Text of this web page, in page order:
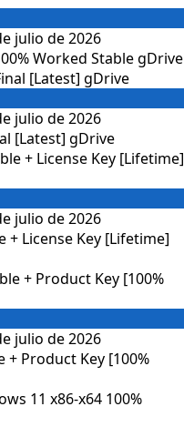
julio de 2026
Worked Stable gDrive
julio de 2026
[Latest] gDrive
julio de 2026
License Key [Lifetime]
julio de 2026
Product Key [100%